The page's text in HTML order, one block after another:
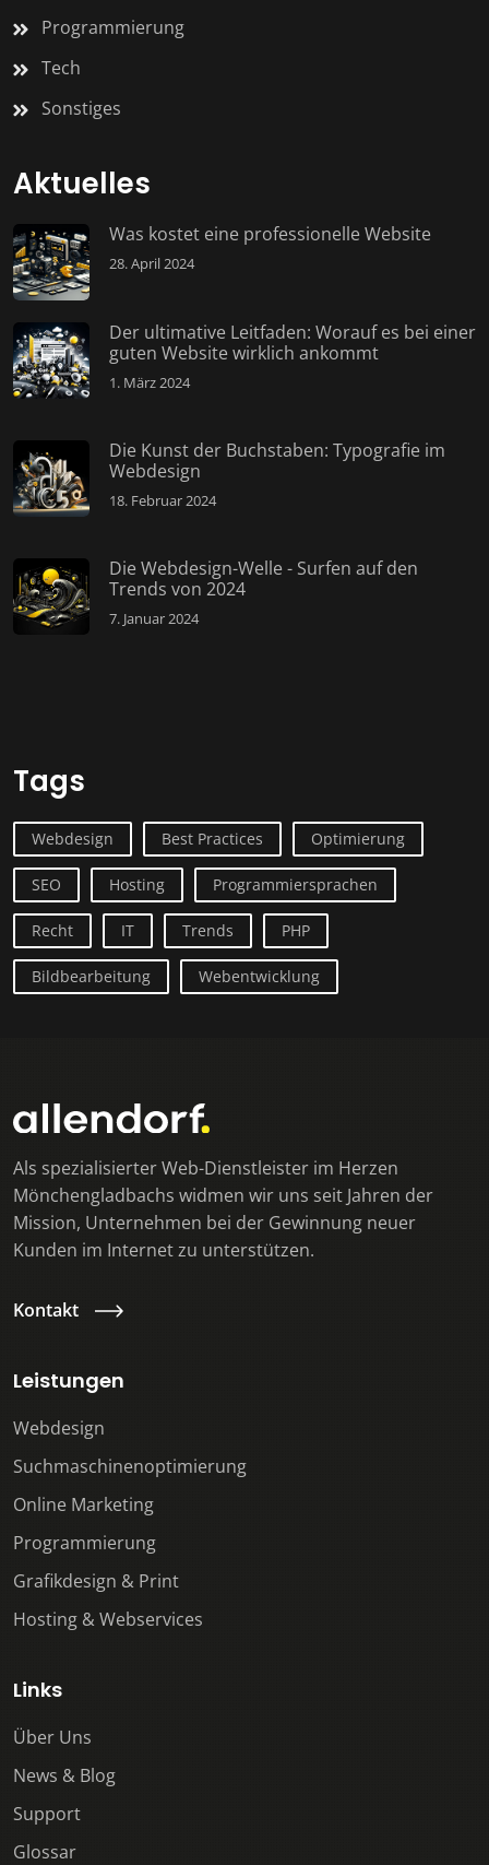
Programmierung
Tech
Sonstiges
Aktuelles
Was kostet eine professionelle Website
28. April 2024
Der ultimative Leitfaden: Worauf es bei einer
guten Website wirklich ankommt
1. März 2024
Die Kunst der Buchstaben: Typografie im
Webdesign
18. Februar 2024
Die Webdesign-Welle - Surfen auf den
Trends von 2024
7. Januar 2024
Tags
Webdesign Best Practices Optimierung
SEO Hosting Programmiersprachen
Recht IT Trends PHP
Bildbearbeitung Webentwicklung
Als spezialisierter Web-Dienstleister im Herzen
Mönchengladbachs widmen wir uns seit Jahren der
Mission, Unternehmen bei der Gewinnung neuer
Kunden im Internet zu unterstützen.
Kontakt
Leistungen
Webdesign
Suchmaschinenoptimierung
Online Marketing
Programmierung
Grafikdesign & Print
Hosting & Webservices
Links
Über Uns
News & Blog
Support
Glossar